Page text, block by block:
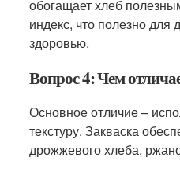
обогащает хлеб
индекс, что полезно для
здоровью.
Вопрос 4: Чем
Основное отличие –
текстуру. Закваска
дрожжевого хлеба,